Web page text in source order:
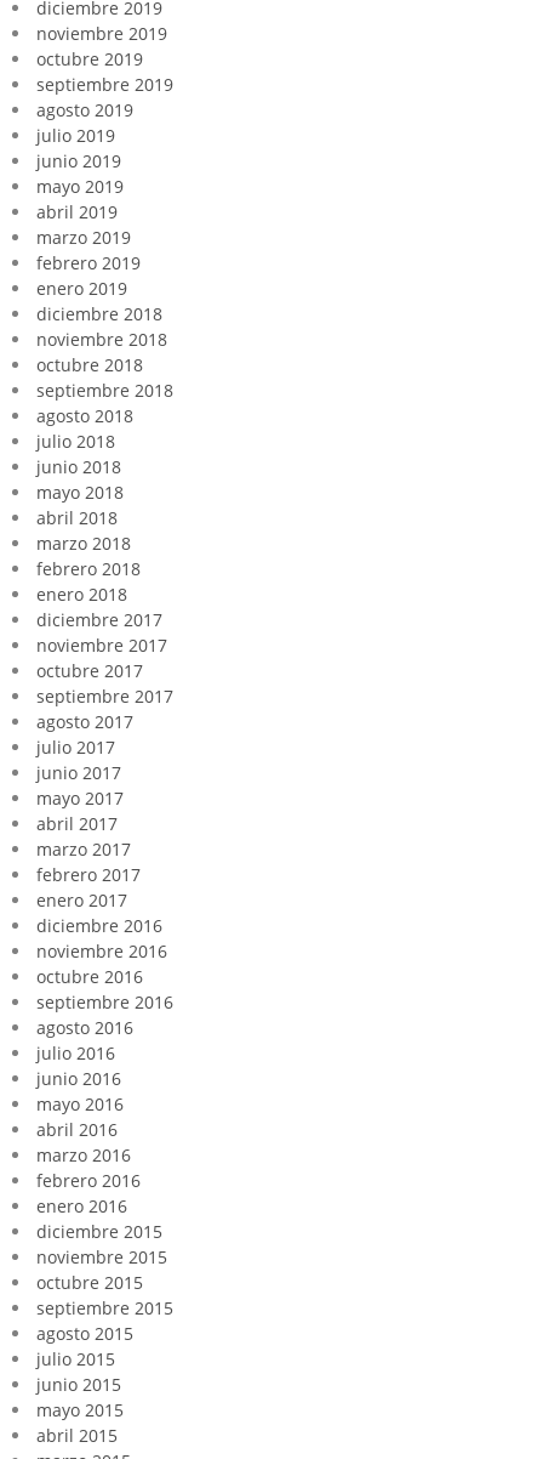
diciembre 2019
noviembre 2019
octubre 2019
septiembre 2019
agosto 2019
julio 2019
junio 2019
mayo 2019
abril 2019
marzo 2019
febrero 2019
enero 2019
diciembre 2018
noviembre 2018
octubre 2018
septiembre 2018
agosto 2018
julio 2018
junio 2018
mayo 2018
abril 2018
marzo 2018
febrero 2018
enero 2018
diciembre 2017
noviembre 2017
octubre 2017
septiembre 2017
agosto 2017
julio 2017
junio 2017
mayo 2017
abril 2017
marzo 2017
febrero 2017
enero 2017
diciembre 2016
noviembre 2016
octubre 2016
septiembre 2016
agosto 2016
julio 2016
junio 2016
mayo 2016
abril 2016
marzo 2016
febrero 2016
enero 2016
diciembre 2015
noviembre 2015
octubre 2015
septiembre 2015
agosto 2015
julio 2015
junio 2015
mayo 2015
abril 2015